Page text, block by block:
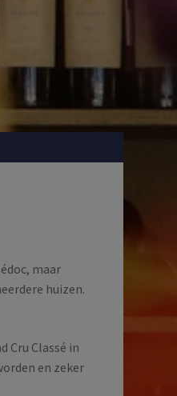
maar
huizen.
Cru Classé in
en zeker